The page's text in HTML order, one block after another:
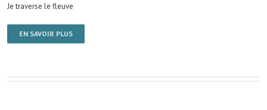
Je traverse le fleuve
EN SAVOIR PLUS